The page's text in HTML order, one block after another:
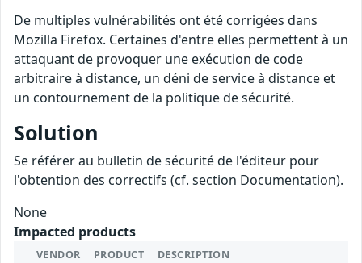
De multiples vulnérabilités ont été corrigées dans
Mozilla Firefox. Certaines d'entre elles permettent à un
attaquant de provoquer une exécution de code
arbitraire à distance, un déni de service à distance et
un contournement de la politique de sécurité.
Solution
Se référer au bulletin de sécurité de l'éditeur pour
l'obtention des correctifs (cf. section Documentation).
None
Impacted products
VENDOR PRODUCT DESCRIPTION